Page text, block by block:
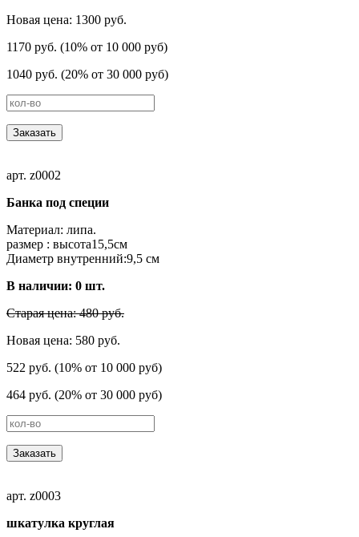
Новая цена: 1300 руб.
1170 руб. (10% от 10 000 руб)
1040 руб. (20% от 30 000 руб)
Заказать
арт. z0002
Банка под специи
Материал: липа.
размер : высота15,5cм
Диаметр внутренний:9,5 см
В наличии: 0 шт.
Старая цена: 480 руб.
Новая цена: 580 руб.
522 руб. (10% от 10 000 руб)
464 руб. (20% от 30 000 руб)
Заказать
арт. z0003
шкатулка круглая